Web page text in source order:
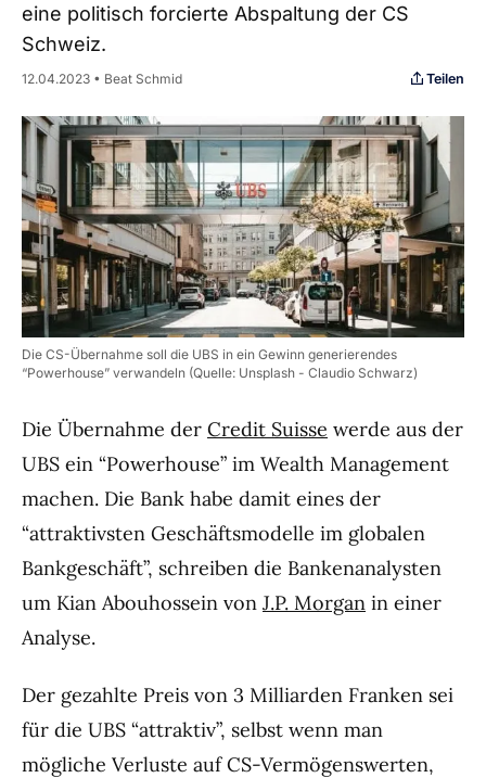
eine politisch forcierte Abspaltung der CS
Schweiz.
12.04.2023 • Beat Schmid Teilen
Die CS-Übernahme soll die UBS in ein Gewinn generierendes
“Powerhouse” verwandeln (Quelle: Unsplash - Claudio Schwarz)
Die Übernahme der Credit Suisse werde aus der
UBS ein “Powerhouse” im Wealth Management
machen. Die Bank habe damit eines der
“attraktivsten Geschäftsmodelle im globalen
Bankgeschäft”, schreiben die Bankenanalysten
um Kian Abouhossein von J.P. Morgan in einer
Analyse.
Der gezahlte Preis von 3 Milliarden Franken sei
für die UBS “attraktiv”, selbst wenn man
mögliche Verluste auf CS-Vermögenswerten,